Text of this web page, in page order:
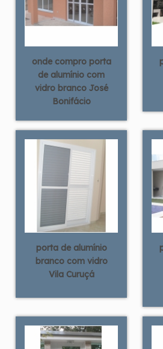
onde compro porta
de alumínio com
vidro branco José
Bonifácio
porta de alumínio
branco com vidro
Vila Curuçá